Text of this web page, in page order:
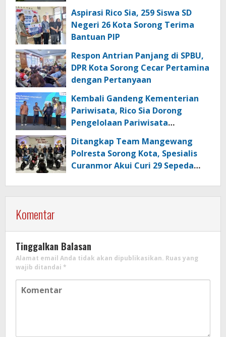
Aspirasi Rico Sia, 259 Siswa SD
Negeri 26 Kota Sorong Terima
Bantuan PIP
Respon Antrian Panjang di SPBU,
DPR Kota Sorong Cecar Pertamina
dengan Pertanyaan
Kembali Gandeng Kementerian
Pariwisata, Rico Sia Dorong
Pengelolaan Pariwisata
Ditangkap Team Mangewang
Polresta Sorong Kota, Spesialis
Curanmor Akui Curi 29 Sepeda
Komentar
Tinggalkan Balasan
Alamat email Anda tidak akan dipublikasikan. Ruas yang
wajib ditandai *